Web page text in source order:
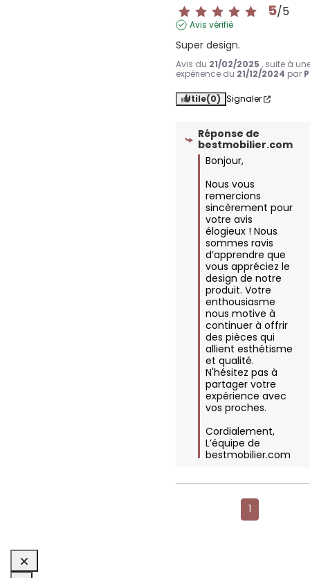
5/5
Avis vérifié
Super design.
Avis du 21/02/2025 , suite à
expérience du 21/12/2024 par
Utile(0) Signaler
Réponse de
bestmobilier.com
Bonjour,
Nous vous
remercions
sincèrement pour
votre avis
élogieux ! Nous
sommes ravis
d’apprendre que
vous appréciez le
design de notre
produit. Votre
enthousiasme
nous motive à
continuer à offrir
des pièces qui
allient esthétisme
et qualité.
N'hésitez pas à
partager votre
expérience avec
vos proches.
Cordialement,
L’équipe de
bestmobilier.com
1